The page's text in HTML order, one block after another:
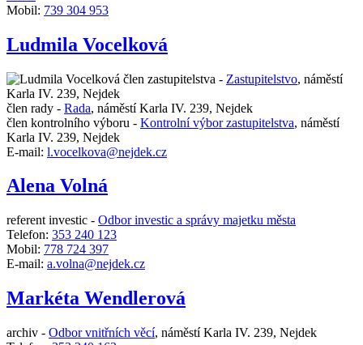
Mobil: 739 304 953
Ludmila Vocelková
člen zastupitelstva - Zastupitelstvo, náměstí
Karla IV. 239, Nejdek
člen rady - Rada, náměstí Karla IV. 239, Nejdek
člen kontrolního výboru - Kontrolní výbor zastupitelstva, náměstí
Karla IV. 239, Nejdek
E-mail: l.vocelkova@nejdek.cz
Alena Volná
referent investic - Odbor investic a správy majetku města
Telefon: 353 240 123
Mobil: 778 724 397
E-mail: a.volna@nejdek.cz
Markéta Wendlerová
archiv - Odbor vnitřních věcí, náměstí Karla IV. 239, Nejdek